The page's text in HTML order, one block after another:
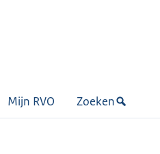
Mijn RVO Zoeken